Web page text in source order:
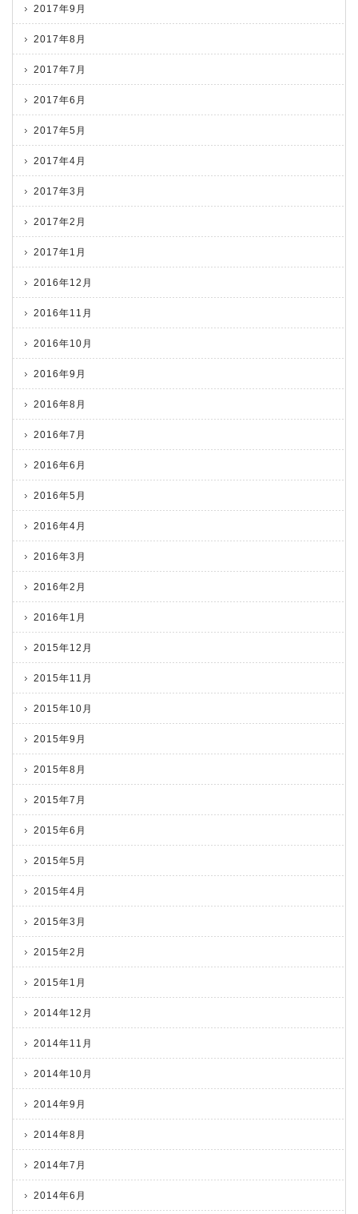
2017年9月
2017年8月
2017年7月
2017年6月
2017年5月
2017年4月
2017年3月
2017年2月
2017年1月
2016年12月
2016年11月
2016年10月
2016年9月
2016年8月
2016年7月
2016年6月
2016年5月
2016年4月
2016年3月
2016年2月
2016年1月
2015年12月
2015年11月
2015年10月
2015年9月
2015年8月
2015年7月
2015年6月
2015年5月
2015年4月
2015年3月
2015年2月
2015年1月
2014年12月
2014年11月
2014年10月
2014年9月
2014年8月
2014年7月
2014年6月